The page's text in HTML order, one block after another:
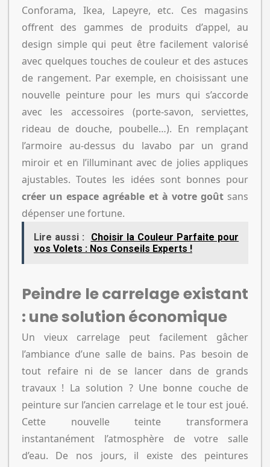
Conforama, Ikea, Lapeyre, etc. Ces magasins
offrent des gammes de produits d’appel, au
design simple qui peut être facilement valorisé
avec quelques touches de couleur et des astuces
de rangement. Par exemple, en choisissant une
nouvelle peinture pour les murs qui s’accorde
avec les accessoires (porte-savon, serviettes,
rideau de douche, poubelle…). En remplaçant
l’armoire au-dessus du lavabo par un grand
miroir et en l’illuminant avec de jolies appliques
ajustables. Toutes les idées sont bonnes pour
créer un espace agréable et à votre goûtsans
dépenser une fortune.
Lire aussi :
Choisir la Couleur Parfaite pour
vos Volets : Nos Conseils Experts !
Peindre le carrelage existant
: une solution économique
Un vieux carrelage peut facilement gâcher
l’ambiance d’une salle de bains. Pas besoin de
tout refaire ni de se lancer dans de grands
travaux ! La solution ? Une bonne couche de
peinture sur l’ancien carrelage et le tour est joué.
Cette nouvelle teinte transformera
instantanément l’atmosphère de votre salle
d’eau. De nos jours, il existe des peintures